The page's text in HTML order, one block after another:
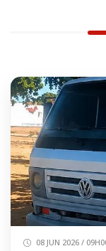
08 JUN 2026 /